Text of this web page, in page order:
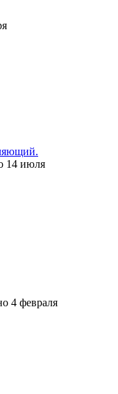
14 июля
4 февраля